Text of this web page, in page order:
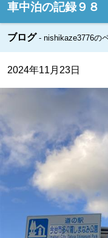
車中泊の記録９８
ブログ nishikaze3776の
2024年11月23日